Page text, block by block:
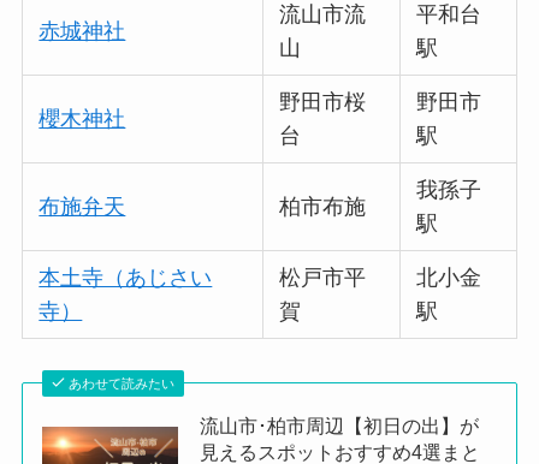
赤城神社
流山市流
山
平和台
駅
櫻木神社
野田市桜
台
野田市
駅
布施弁天 柏市布施
我孫子
駅
本土寺（あじさい
寺）
松戸市平
賀
北小金
駅
あわせて読みたい
流山市･柏市周辺【初日の出】が
見えるスポットおすすめ4選まと